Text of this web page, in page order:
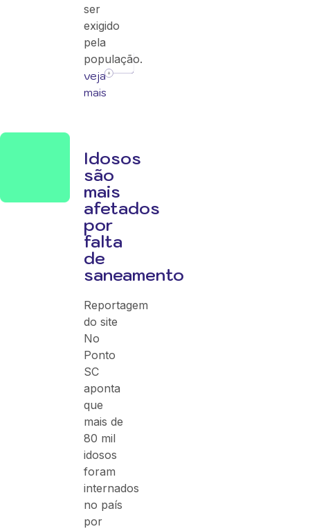
ser
exigido
pela
população.
veja
mais
Idosos
são
mais
afetados
por
falta
de
saneamento
Reportagem
do site
No
Ponto
SC
aponta
que
mais de
80 mil
idosos
foram
internados
no país
por